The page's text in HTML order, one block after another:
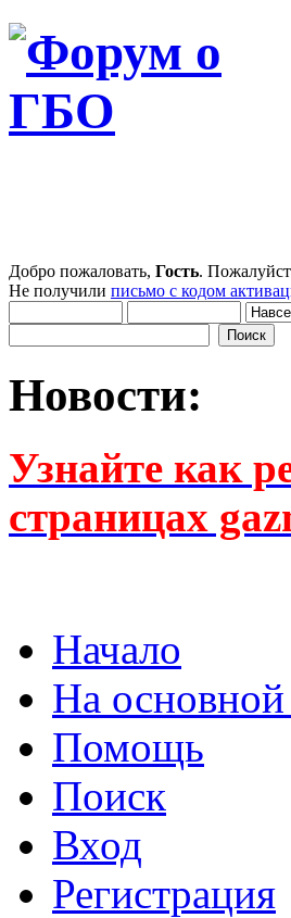
Добро пожаловать, Гость.
Не получили письмо с кодом
Новости:
Узнайте как
страницах
Начало
На основной
Помощь
Поиск
Вход
Регистрация